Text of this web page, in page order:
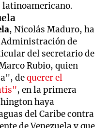
latinoamericano.
, Nicolás Maduro, ha
Administración de
del secretario de
Rubio, quien
dequerer el
, en la primera
haya
del Caribe contra